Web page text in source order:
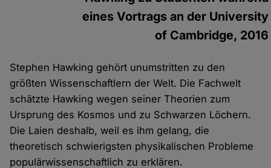
eines Vortrags an der University
of Cambridge, 2016
Stephen Hawking gehört unumstritten zu den
größten Wissenschaftlern der Welt. Die Fachwelt
schätzte Hawking wegen seiner Theorien zum
Ursprung des Kosmos und zu Schwarzen Löchern.
Die Laien deshalb, weil es ihm gelang, die
theoretisch schwierigsten physikalischen Probleme
populärwissenschaftlich zu erklären.